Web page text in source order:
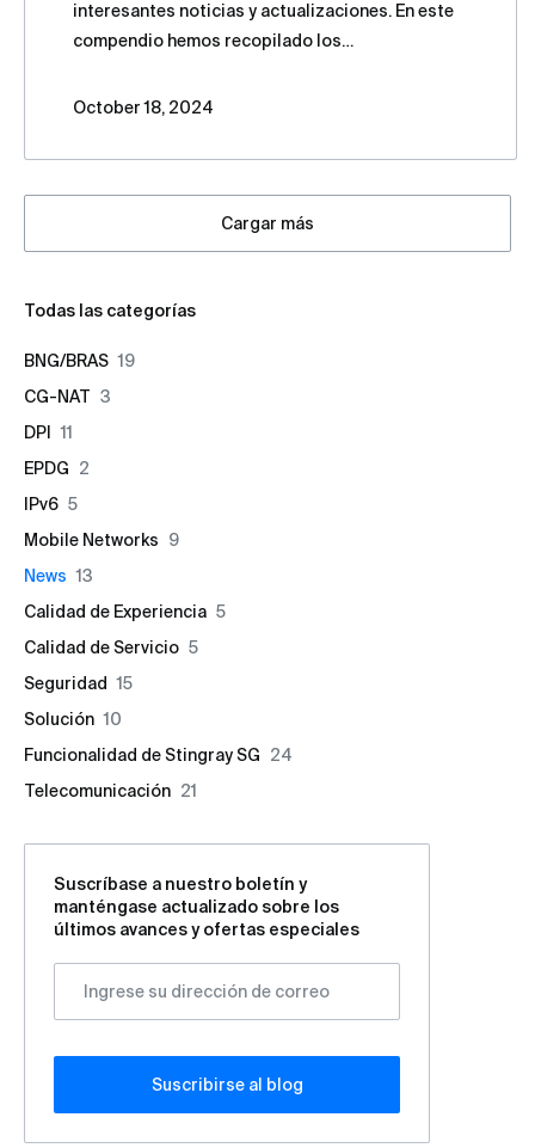
interesantes noticias y actualizaciones. En este
compendio hemos recopilado los
útiles para mantenerle informado sobre nuestras
October 18, 2024
Cargar más
Todas las categorías
BNG/BRAS 19
CG-NAT 3
DPI
11
EPDG
2
IPv6 5
Mobile Networks
9
News 13
Calidad de Experiencia 5
Calidad de Servicio 5
Seguridad
15
Solución 10
Funcionalidad de Stingray SG
24
Telecomunicación 21
Suscríbase a nuestro boletín y
manténgase actualizado sobre los
últimos avances y ofertas especiales
Suscribirse al blog